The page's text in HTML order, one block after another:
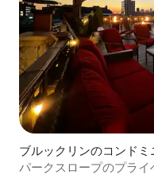
ブルックリンのコンドミ
パークスロープのプライ